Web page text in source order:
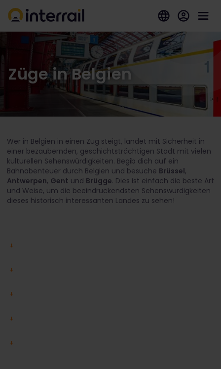
Züge in Belgien
Wer in Belgien in einen Zug steigt, landet mit Sicherheit in
einer bezaubernden, geschichtsträchtigen Stadt mit vielen
kulturellen Sehenswürdigkeiten. Begib dich auf ein
Bahnabenteuer durch Belgien und besuche Brüssel,
Antwerpen, Gent und Brügge. Dies ist einfach die beste Art
und Weise, um die beeindruckendsten Sehenswürdigkeiten
dieses historisch interessanten Landes zu sehen!